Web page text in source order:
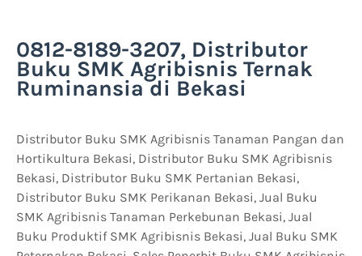
0812-8189-3207, Distributor
Buku SMK Agribisnis Ternak
Ruminansia di Bekasi
Distributor Buku SMK Agribisnis Tanaman Pangan dan
Hortikultura Bekasi, Distributor Buku SMK Agribisnis
Bekasi, Distributor Buku SMK Pertanian Bekasi,
Distributor Buku SMK Perikanan Bekasi, Jual Buku
SMK Agribisnis Tanaman Perkebunan Bekasi, Jual
Buku Produktif SMK Agribisnis Bekasi, Jual Buku SMK